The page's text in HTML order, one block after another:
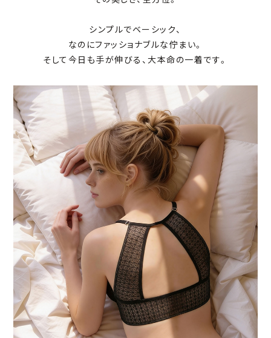
シンプルでベーシック、
なのにファッショナブルな佇まい。
そして今日も手が伸びる、大本命の一着です。